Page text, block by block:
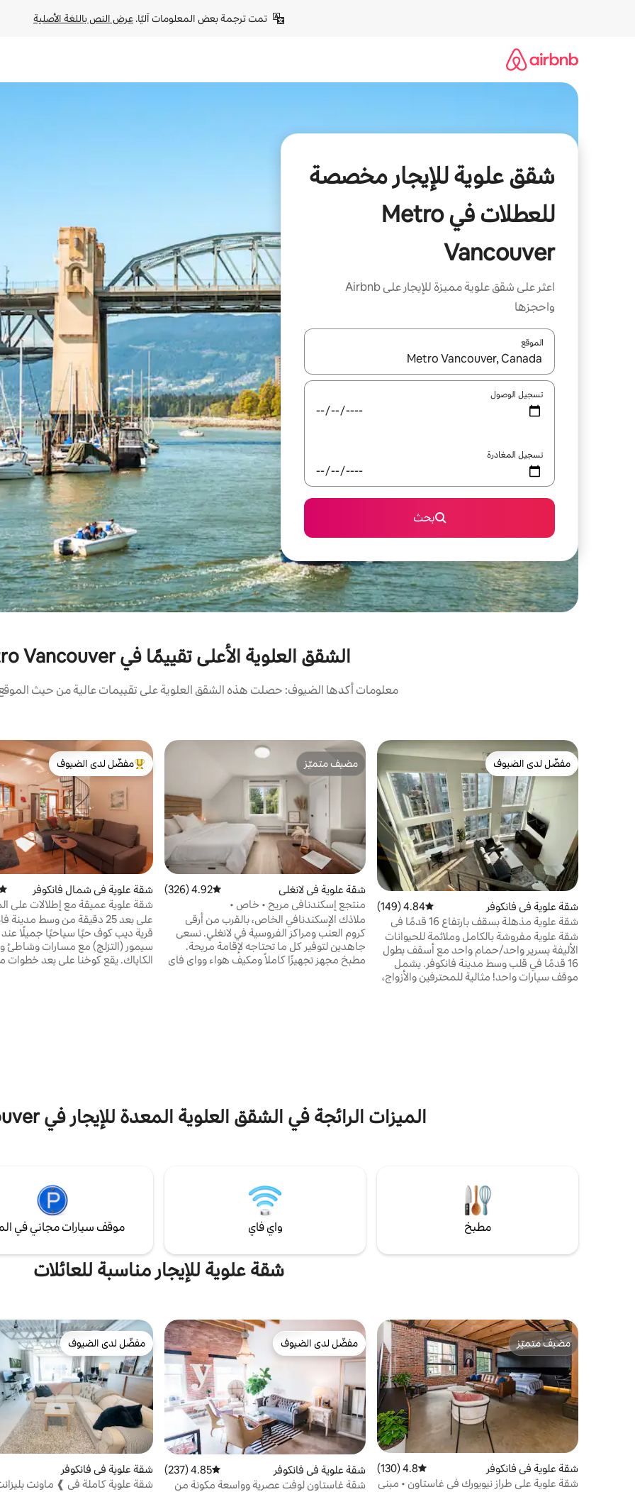
تمت ترجمة بعض المعلومات آليًا. عرض النص باللغة الأصلية
شقق علوية للإيجار مخصصة
للعطلات في Metro
Vancouver
اعثر على شقق علوية مميزة للإيجار على Airbnb
واحجزها
الموقع
عند توفر النتائج، انتقل باستخدام السهمين لأعلى ولأسفل أو استكشف عن طريق اللمس أو السحب.
تسجيل الوصول
تسجيل المغادرة
بحث
الشقق العلوية الأعلى تقييمًا في Metro Vancouver
معلومات أكدها الضيوف: حصلت هذه الشقق العلوية على تقييمات عالية من حيث الموقع
مفضّل لدى الضيوف
مفضّل لدى الضيوف
شقة علوية في فانكوفر متوسط التقييم 4.84 من 5، 149 مراجعات
4.84 (149)
شقة علوية مذهلة بسقف بارتفاع 16 قدمًا في
وسط مدينة فانكوفر!
شقة علوية مفروشة بالكامل وملائمة للحيوانات
الأليفة بسرير واحد/حمام واحد مع أسقف بطول
16 قدمًا في قلب وسط مدينة فانكوفر. يشمل
موقف سيارات واحد! مثالية للمحترفين والأزواج،
مضيف متميّز
مضيف متميّز
شقة علوية في لانغلي متوسط التقييم 4.92 من 5، 326 مراجعات
4.92 (326)
منتجع إسكندنافي مريح • خاص •
ملاذك الإسكندنافي الخاص، بالقرب من أرقى
كروم العنب ومراكز الفروسية في لانغلي. نسعى
جاهدين لتوفير كل ما تحتاجه لإقامة مريحة.
مطبخ مجهز تجهيزًا كاملاً ومكيف هواء وواي فاي
من أبرز البيوت المفضّلة لدى الضيوف
مفضّل لدى الضيوف
شقة علوية في شمال فانكوفر
شقة علوية عميقة مع إطلالات على
والجبال
على بعد 25 دقيقة من وسط مدينة
قرية ديب كوف حيًا سياحيًا جميلًا
سيمور (التزلج) مع مسارات وشاطئ
الكاياك. يقع كوخنا على بعد خطوات
الميزات الرائجة في الشقق العلوية المعدة للإيجار في Metro Vancouver
مطبخ واي فاي موقف سيارات مجاني في
شقة علوية للإيجار مناسبة للعائلات
مضيف متميّز
مضيف متميّز
شقة علوية في فانكوفر متوسط التقييم 4.8 من 5، 130 مراجعات
4.8 (130)
شقة علوية على طراز نيويورك في غاستاون • مبنى
مفضّل لدى الضيوف
مفضّل لدى الضيوف
شقة علوية في فانكوفر متوسط التقييم 4.85 من 5، 237 مراجعات
4.85 (237)
شقة غاستاون لوفت عصرية وواسعة مكونة من
مفضّل لدى الضيوف
مفضّل لدى الضيوف
شقة علوية في فانكوفر
شقة علوية كاملة في ❱ ماونت